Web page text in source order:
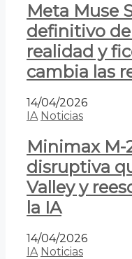
Meta Muse
definitivo
realidad y
cambia las
14/04/2026
IA Noticias
Minimax M-
disruptiva
Valley y
la IA
14/04/2026
IA Noticias